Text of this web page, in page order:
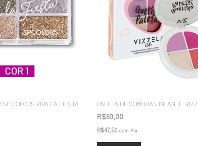
SP COLORS VIVA LA FIESTA PALETA DE SOMBRAS INFANTIL
R$50,00
R$47,50 com Pix